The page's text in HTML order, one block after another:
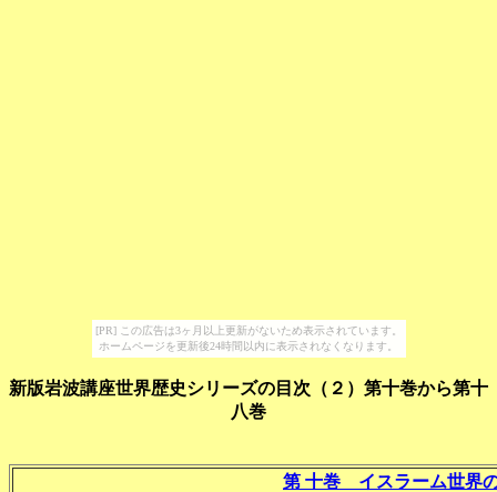
[PR] この広告は3ヶ月以上更新がないため表示されています。
ホームページを更新後24時間以内に表示されなくなります。
新版岩波講座世界歴史シリーズの目次（２）第十巻から第十
八巻
第 十巻 イスラーム世界